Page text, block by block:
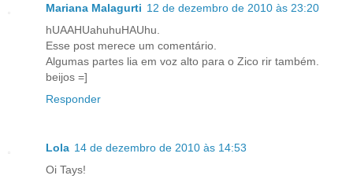
Mariana Malagurti 12 de dezembro de 2010 às 23:20
hUAAHUahuhuHAUhu.
Esse post merece um comentário.
Algumas partes lia em voz alto para o Zico rir também.
beijos =]
Responder
Lola 14 de dezembro de 2010 às 14:53
Oi Tays!